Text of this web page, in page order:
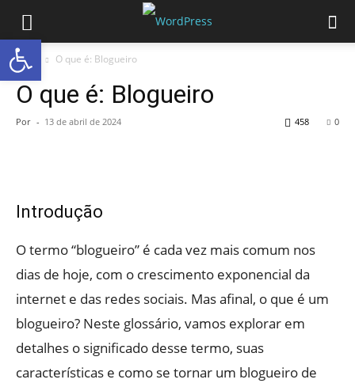
Início O que é: Blogueiro
O que é: Blogueiro
Por - 13 de abril de 2024 0
458
Introdução
O termo “blogueiro” é cada vez mais comum nos
dias de hoje, com o crescimento exponencial da
internet e das redes sociais. Mas afinal, o que é um
blogueiro? Neste glossário, vamos explorar em
detalhes o significado desse termo, suas
características e como se tornar um blogueiro de
Abrir a barra de ferramentas